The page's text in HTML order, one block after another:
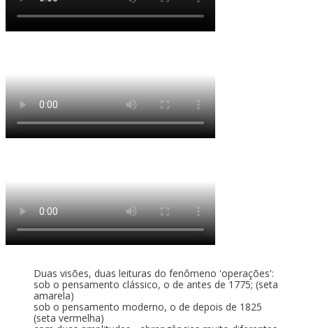
Duas visões, duas leituras do fenômeno 'operações':
sob o pensamento clássico, o de antes de 1775; (seta
amarela)
sob o pensamento moderno, o de depois de 1825
(seta vermelha)